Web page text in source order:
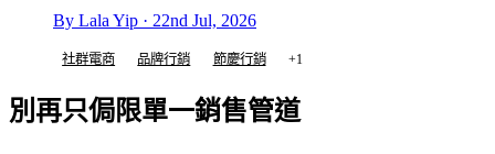
By Lala Yip · 22nd Jul, 2026
社群電商 品牌行銷 節慶行銷 +1
別再只侷限單一銷售管道